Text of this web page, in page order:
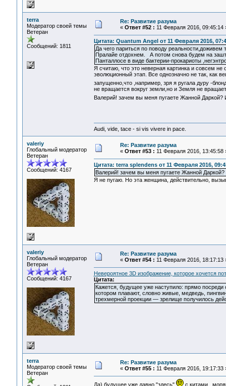
terra
Модератор своей темы
Ветеран
Сообщений: 1811
Re: Развитие разума
« Ответ #52 : 11 Февраля 2016, 09:45:14
Цитата: Quantum Angel от 11 Февраля 2016,
Да чего париться по поводу
Пралайе отдохнем. А потом снова будем на
Панталлосе в виде бактерии-прокариоты
Я считаю, что это неверная картинка и совсем
эволюционный этап. Все однозначно не так, как
запущенно,что ,например, зря я ругала дуру -
не вращается вокруг земли,но и Земля не
Валерий! зачем вы меня пугаете Жанной
Audi, vide, tace - si vis vivere in pace.
valeriy
Глобальный модератор
Ветеран
Сообщений: 4167
Re: Развитие разума
« Ответ #53 : 11 Февраля 2016, 13:45:58
Цитата: terra splendens от 11 Февраля 2016,
Валерий! зачем вы меня пугаете Жанной Даркой?
Я не пугаю. Но эта женщина, действительно,
valeriy
Глобальный модератор
Ветеран
Сообщений: 4167
Re: Развитие разума
« Ответ #54 : 11 Февраля 2016, 18:17:13
Невероятное 3D изображение, которое хочется
Цитата:
Кажется, будущее уже наступило: прямо посреди
котором плавают, словно живые, медведь,
трехмерной проекции — зрелище получилось
terra
Модератор своей темы
Ветеран
Re: Развитие разума
« Ответ #55 : 11 Февраля 2016, 19:17:33
Да) будущее уже давно "здесь" с китами ,